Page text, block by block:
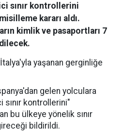
sınır kontrollerini
kararı aldı.
kimlik ve pasaportları 7
yaşanan gerginliğe
gelen yolculara
sınır kontrollerini"
bu ülkeye yönelik sınır
bildirildi.